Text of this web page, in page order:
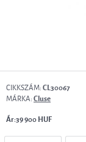
CIKKSZÁM:CL30067
MÁRKA:Cluse
Ár:39 900 HUF